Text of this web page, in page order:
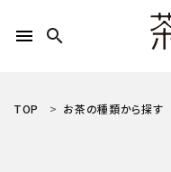
menu search
TOP お茶の種類から探す